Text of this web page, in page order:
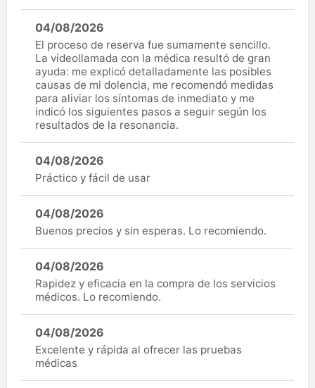
04/08/2026
El proceso de reserva fue sumamente sencillo.
La videollamada con la médica resultó de gran
ayuda: me explicó detalladamente las posibles
causas de mi dolencia, me recomendó medidas
para aliviar los síntomas de inmediato y me
indicó los siguientes pasos a seguir según los
resultados de la resonancia.
04/08/2026
Práctico y fácil de usar
04/08/2026
Buenos precios y sin esperas. Lo recomiendo.
04/08/2026
Rapidez y eficacia en la compra de los servicios
médicos. Lo recomiendo.
04/08/2026
Excelente y rápida al ofrecer las pruebas
médicas